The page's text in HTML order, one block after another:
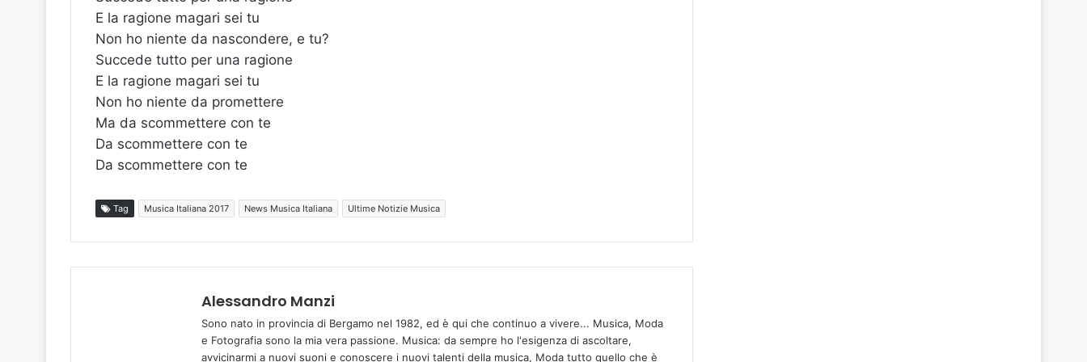
E la ragione magari sei tu
Non ho niente da nascondere, e tu?
Succede tutto per una ragione
E la ragione magari sei tu
Non ho niente da promettere
Ma da scommettere con te
Da scommettere con te
Da scommettere con te
Tag Musica Italiana 2017 News Musica Italiana Ultime Notizie Musica
Alessandro Manzi
Sono nato in provincia di Bergamo nel 1982, ed è qui che continuo a vivere... Musica, Moda
e Fotografia sono la mia vera passione. Musica: da sempre ho l'esigenza di ascoltare,
avvicinarmi a nuovi suoni e conoscere i nuovi talenti della musica, Moda tutto quello che è